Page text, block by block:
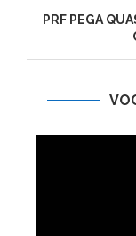
PRF PEGA